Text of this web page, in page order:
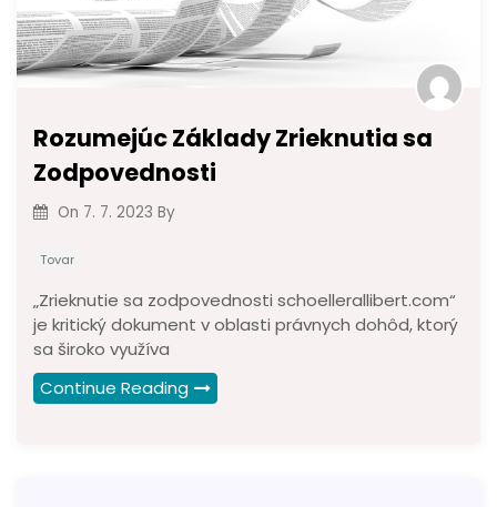
Rozumejúc Základy Zrieknutia sa
Zodpovednosti
On 7. 7. 2023 By
Tovar
„Zrieknutie sa zodpovednosti schoellerallibert.com“
je kritický dokument v oblasti právnych dohôd, ktorý
sa široko využíva
Continue Reading